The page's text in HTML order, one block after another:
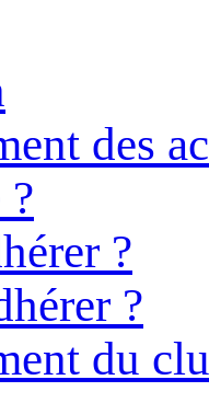
des
?
?
?
du